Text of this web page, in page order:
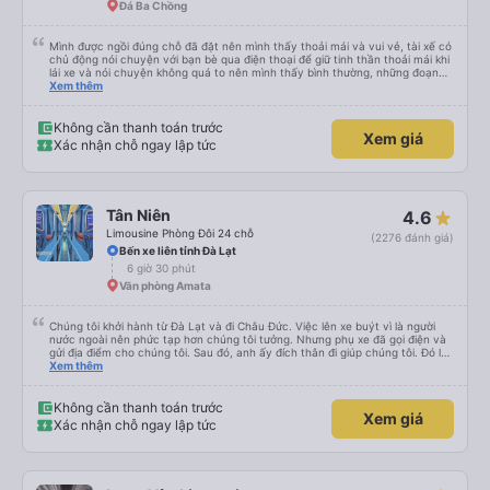
là 1 trải nghiệm rất hài lòng. Cảm ơn Team xe 60F 00575 và Phong Phú
Đá Ba Chồng
Mình được ngồi đúng chỗ đã đặt nên mình thấy thoải mái và vui vẻ, tài xế có
chủ động nói chuyện với bạn bè qua điện thoại để giữ tinh thần thoải mái khi
lái xe và nói chuyện không quá to nên mình thấy bình thường, những đoạn
cần tập trung như vào đường đèo thì tài xế ngừng lại để tập trung. Tài xế
sạch, thoải mái không mùi nhiều.
Xem thêm
Không cần thanh toán trước
Xác nhận chỗ ngay lập tức
Xem giá
Tân Niên
Limousine Phòng Đôi 24 chỗ
4.6
(2276 đánh giá)
Bến xe liên tỉnh Đà Lạt
6 giờ 30 phút
Văn phòng Amata
Chúng tôi khởi hành từ Đà Lạt và đi Châu Đức. Việc lên xe buýt vì là người
nước ngoài nên phức tạp hơn chúng tôi tưởng. Nhưng phụ xe đã gọi điện và
gửi địa điểm cho chúng tôi. Sau đó, anh ấy đích thân đi giúp chúng tôi. Đó là
lần đầu tiên đi xe giường nằm với hai đứa trẻ nhỏ khá thú vị. Chúng tôi không
điểm dừng, họ đánh thức chúng tôi dậy và đảm bảo chúng tôi đã sẵn sàng.
Nhìn chung, đó là một trải nghiệm tốt. Mỗi giường đều có gối và chăn, và đủ
chỗ cho 1 người lớn và 1 trẻ em nằm thoải mái.
Xem thêm
Không cần thanh toán trước
Xác nhận chỗ ngay lập tức
Xem giá